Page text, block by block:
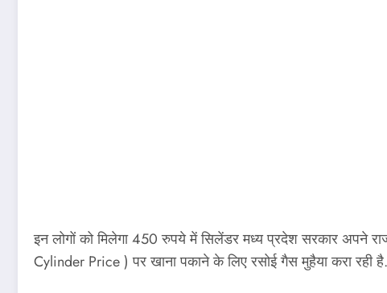
इन लोगों को मिलेगा 450 रुपये में सिलेंडर मध्य प्रदेश सरकार अपने
Cylinder Price ) पर खाना पकाने के लिए रसोई गैस मुहैया करा रही